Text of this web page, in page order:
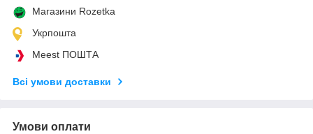
Магазини Rozetka
Укрпошта
Meest ПОШТА
Всі умови доставки
Умови оплати